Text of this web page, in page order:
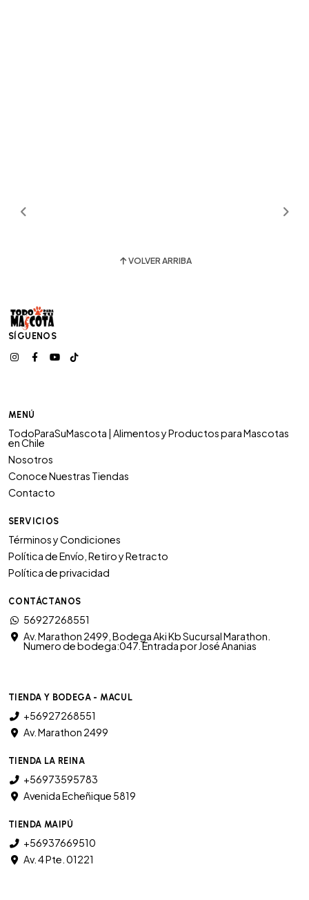
VOLVER ARRIBA
SÍGUENOS
MENÚ
TodoParaSuMascota | Alimentos y Productos para Mascotas
en Chile
Nosotros
Conoce Nuestras Tiendas
Contacto
SERVICIOS
Términos y Condiciones
Política de Envío, Retiro y Retracto
Política de privacidad
CONTÁCTANOS
56927268551
Av. Marathon 2499, Bodega Aki Kb Sucursal Marathon.
Numero de bodega:047. Entrada por José Ananias
TIENDA Y BODEGA - MACUL
+56927268551
Av. Marathon 2499
TIENDA LA REINA
+56973595783
Avenida Echeñique 5819
TIENDA MAIPÚ
+56937669510
Av. 4 Pte. 01221